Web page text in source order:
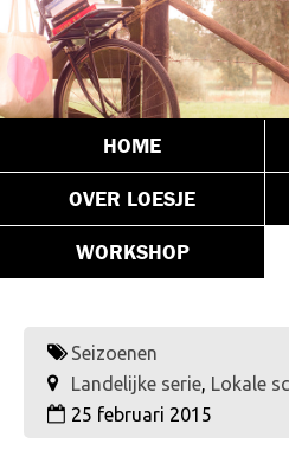
HOME
OVER LOESJE
WORKSHOP
Seizoenen
Landelijke serie, Lokale
25 februari 2015